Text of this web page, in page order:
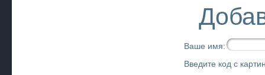
Ваше имя:
Введите код с